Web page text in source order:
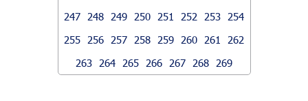
247
248 249 250 251 252 253
254
255
256 257 258 259 260 261
262
263
264 265 266 267 268 269